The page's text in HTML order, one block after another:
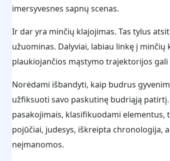
imersyvesnes sapnų scenas.
Ir dar yra minčių klajojimas. Tas tylus
užuominas. Dalyviai, labiau linkę į
plaukiojančios mąstymo trajektorijos
Norėdami išbandyti, kaip budrus
užfiksuoti savo paskutinę budriąją
pasakojimais, klasifikuodami elementus,
pojūčiai, judesys, iškreipta chronologija,
neįmanomos.